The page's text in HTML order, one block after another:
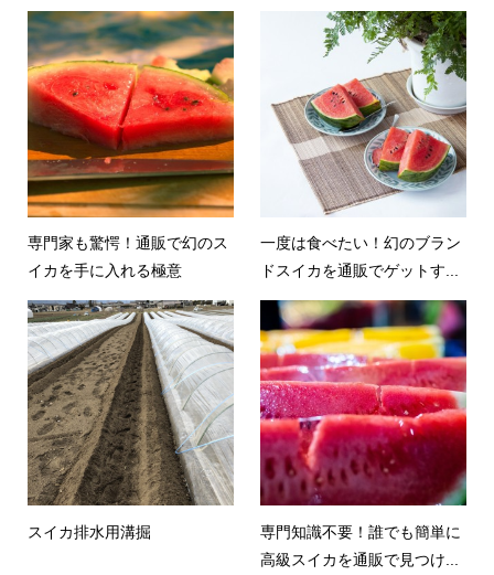
専門家も驚愕！通販で幻のス
イカを手に入れる極意
一度は食べたい！幻のブラン
ドスイカを通販でゲットす...
スイカ排水用溝掘
専門知識不要！誰でも簡単に
高級スイカを通販で見つけ...